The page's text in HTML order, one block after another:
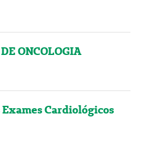
ONCOLOGIA
Cardiológicos